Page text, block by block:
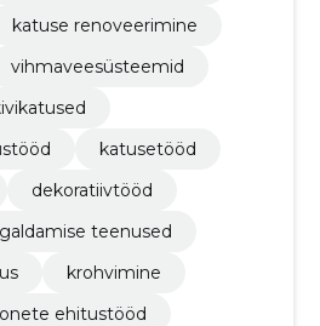
katuse renoveerimine
vihmaveesüsteemid
katusetööd
dekoratiivtööd
teenused
krohvimine
ehitustööd